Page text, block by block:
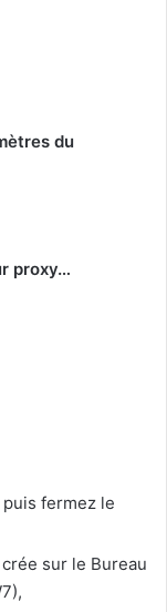
du
proxy…
fermez le
sur le Bureau